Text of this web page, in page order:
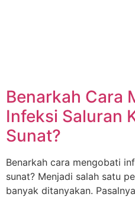
Benarkah Cara
Infeksi Saluran
Sunat?
Benarkah cara mengobati
sunat? Menjadi salah satu
banyak ditanyakan.